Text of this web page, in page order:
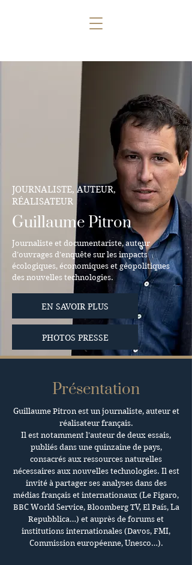
JOURNALISTE, AUTEUR,
RÉALISATEUR
Guillaume Pitron
Journaliste et documentariste, auteur
d’ouvrages d’enquête sur les impacts
écologiques, économiques et géopolitiques
des nouvelles technologies.
EN SAVOIR PLUS
PHOTOS PRESSE
Présentation
Guillaume Pitron est un journaliste, auteur et
réalisateur français.
Il est notamment l’auteur de deux essais,
publiés dans une quinzaine de pays,
consacrés aux ressources naturelles
nécessaires aux nouvelles technologies. Il est
invité à partager ses analyses dans des
médias français et internationaux (Le Figaro,
BBC World Service, Bloomberg TV, El País, La
Repubblica…) et auprès de forums et
institutions internationales (Davos, FMI,
Commission européenne, Unesco…).